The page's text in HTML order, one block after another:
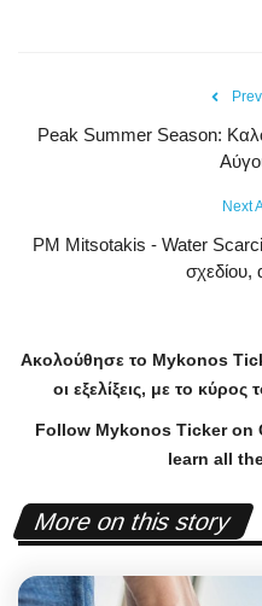
Peak Summer Season:
Next
PM Mitsotakis - Water
σχεδίου,
Ακολούθησε το Mykonos
οι εξελίξεις, με το κύρος
Follow Mykonos Ticker on
learn all
More on this story